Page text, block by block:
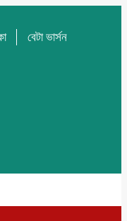
বেটা ভার্সন